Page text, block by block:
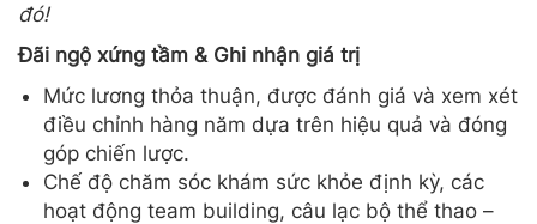
đó!
Đãi ngộ xứng tầm & Ghi nhận giá trị
Mức lương thỏa thuận, được đánh giá và xem xét
điều chỉnh hàng năm dựa trên hiệu quả và đóng
góp chiến lược.
Chế độ chăm sóc khám sức khỏe định kỳ, các
hoạt động team building, câu lạc bộ thể thao –